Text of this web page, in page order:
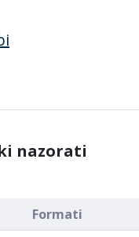
nazorati
Formati